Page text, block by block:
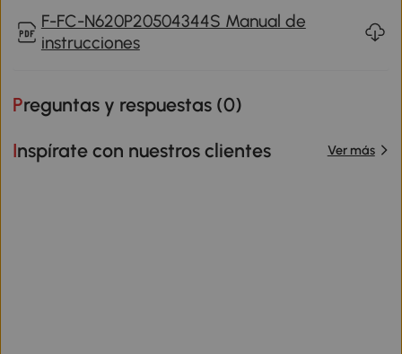
F-FC-N620P20504344S Manual de
instrucciones
Preguntas y respuestas (0)
Inspírate con nuestros clientes Ver más